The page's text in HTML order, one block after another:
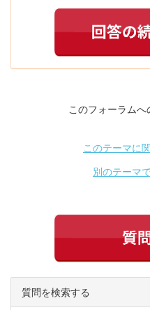
このフォーラム
このテーマに
別のテーマ
質問を検索する